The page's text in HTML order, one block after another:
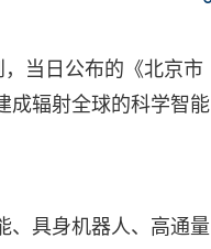
当日公布的《北京市
成辐射全球的科学智能
、具身机器人、高通量